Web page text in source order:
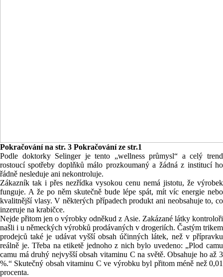
Pokračování na str. 3 Pokračování ze str.1
Podle doktorky Selinger je tento „wellness průmysl“ a celý trend
rostoucí spotřeby doplňků málo prozkoumaný a žádná z institucí ho
řádně nesleduje ani nekontroluje.
Zákazník tak i přes nezřídka vysokou cenu nemá jistotu, že výrobek
funguje. A že po něm skutečně bude lépe spát, mít víc energie nebo
kvalitnější vlasy. V některých případech produkt ani neobsahuje to, co
inzeruje na krabičce.
Nejde přitom jen o výrobky odněkud z Asie. Zakázané látky kontroloři
našli i u německých výrobků prodávaných v drogeriích. Častým trikem
prodejců také je udávat vyšší obsah účinných látek, než v přípravku
reálně je. Třeba na etiketě jednoho z nich bylo uvedeno: „Plod camu
camu má druhý nejvyšší obsah vitaminu C na světě. Obsahuje ho až 3
%.“ Skutečný obsah vitaminu C ve výrobku byl přitom méně než 0,01
procenta.